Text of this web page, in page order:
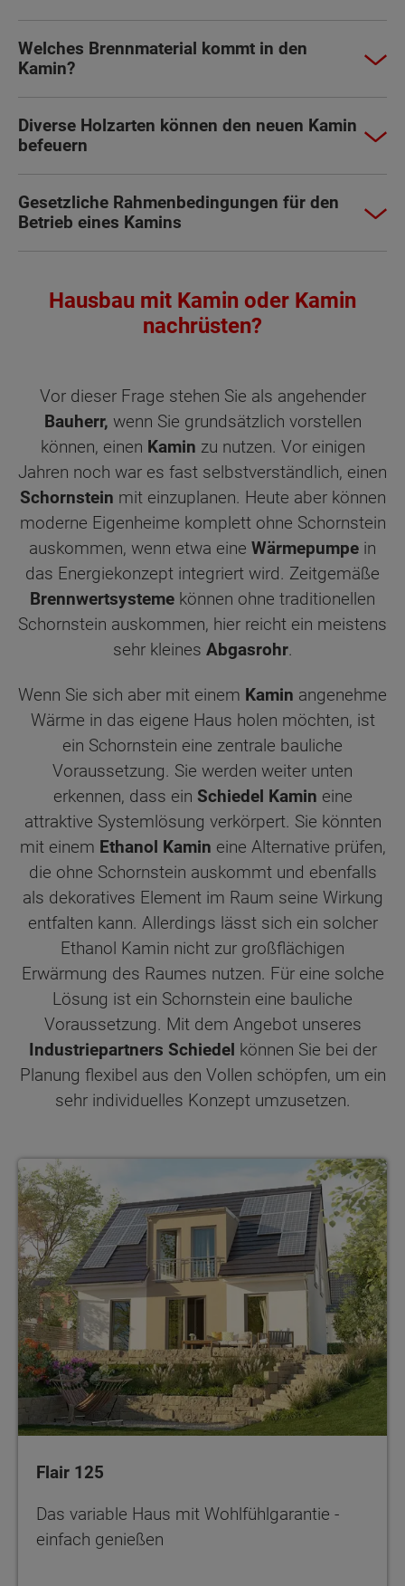
Welches Brennmaterial kommt in den
Kamin?
Diverse Holzarten können den neuen Kamin
befeuern
Gesetzliche Rahmenbedingungen für den
Betrieb eines Kamins
Hausbau mit Kamin oder Kamin
nachrüsten?
Vor dieser Frage stehen Sie als angehender
Bauherr, wenn Sie grundsätzlich vorstellen
können, einen Kamin zu nutzen. Vor einigen
Jahren noch war es fast selbstverständlich, einen
Schornstein mit einzuplanen. Heute aber können
moderne Eigenheime komplett ohne Schornstein
auskommen, wenn etwa eine Wärmepumpe in
das Energiekonzept integriert wird. Zeitgemäße
Brennwertsysteme können ohne traditionellen
Schornstein auskommen, hier reicht ein meistens
sehr kleines Abgasrohr.
Wenn Sie sich aber mit einem Kamin angenehme
Wärme in das eigene Haus holen möchten, ist
ein Schornstein eine zentrale bauliche
Voraussetzung. Sie werden weiter unten
erkennen, dass ein Schiedel Kamin eine
attraktive Systemlösung verkörpert. Sie könnten
mit einem Ethanol Kamin eine Alternative prüfen,
die ohne Schornstein auskommt und ebenfalls
als dekoratives Element im Raum seine Wirkung
entfalten kann. Allerdings lässt sich ein solcher
Ethanol Kamin nicht zur großflächigen
Erwärmung des Raumes nutzen. Für eine solche
Lösung ist ein Schornstein eine bauliche
Voraussetzung. Mit dem Angebot unseres
Industriepartners Schiedel können Sie bei der
Planung flexibel aus den Vollen schöpfen, um ein
sehr individuelles Konzept umzusetzen.
Flair 125
Das variable Haus mit Wohlfühlgarantie -
einfach genießen